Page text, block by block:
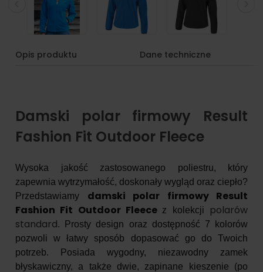
Opis produktu Dane techniczne
Damski polar firmowy Result
Fashion Fit Outdoor Fleece
Wysoka jakość zastosowanego poliestru, który
zapewnia wytrzymałość, doskonały wygląd oraz ciepło?
Przedstawiamy damski polar firmowy Result
Fashion Fit Outdoor Fleece z kolekcji
polarów
standard. Prosty design oraz dostępność 7 kolorów
pozwoli w łatwy sposób dopasować go do Twoich
potrzeb. Posiada wygodny, niezawodny zamek
błyskawiczny, a także dwie, zapinane kieszenie (po